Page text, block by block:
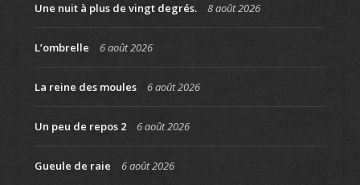
Une nuit à plus de vingt degrés. 8 août 2026
L’ombrelle 6 août 2026
La reine des moules 6 août 2026
Un peu de repos 2 6 août 2026
Gueule de raie 6 août 2026